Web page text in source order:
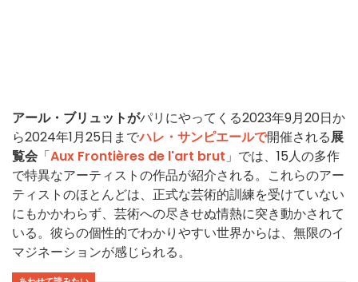
アール・ブリュットがパリにやってくる2023年9月20日か
ら2024年1月25日までハレ・サンピエールで開催される展
覧会 「Aux Frontières de l'art brut 」では、15人の多作
で特異なアーティストの作品が紹介される。これらのアー
ティストのほとんどは、正式な芸術的訓練を受けていない
にもかかわらず、芸術への尽きせぬ情熱に突き動かされて
いる。彼らの個性的でわかりやすい世界からは、無限のイ
マジネーションが感じられる。